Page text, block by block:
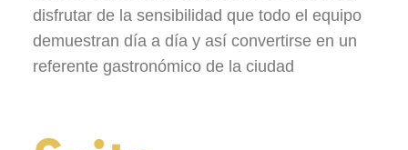
disfrutar de la sensibilidad que todo el equipo
demuestran día a día y así convertirse en un
referente gastronómico de la ciudad